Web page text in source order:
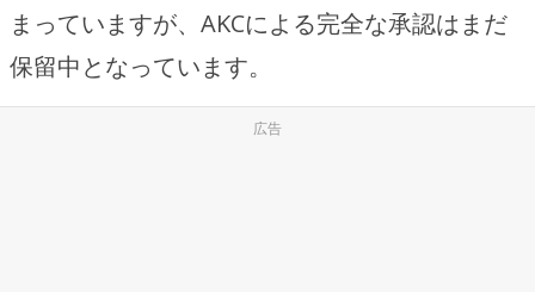
まっていますが、AKCによる完全な承認はまだ
保留中となっています。
広告